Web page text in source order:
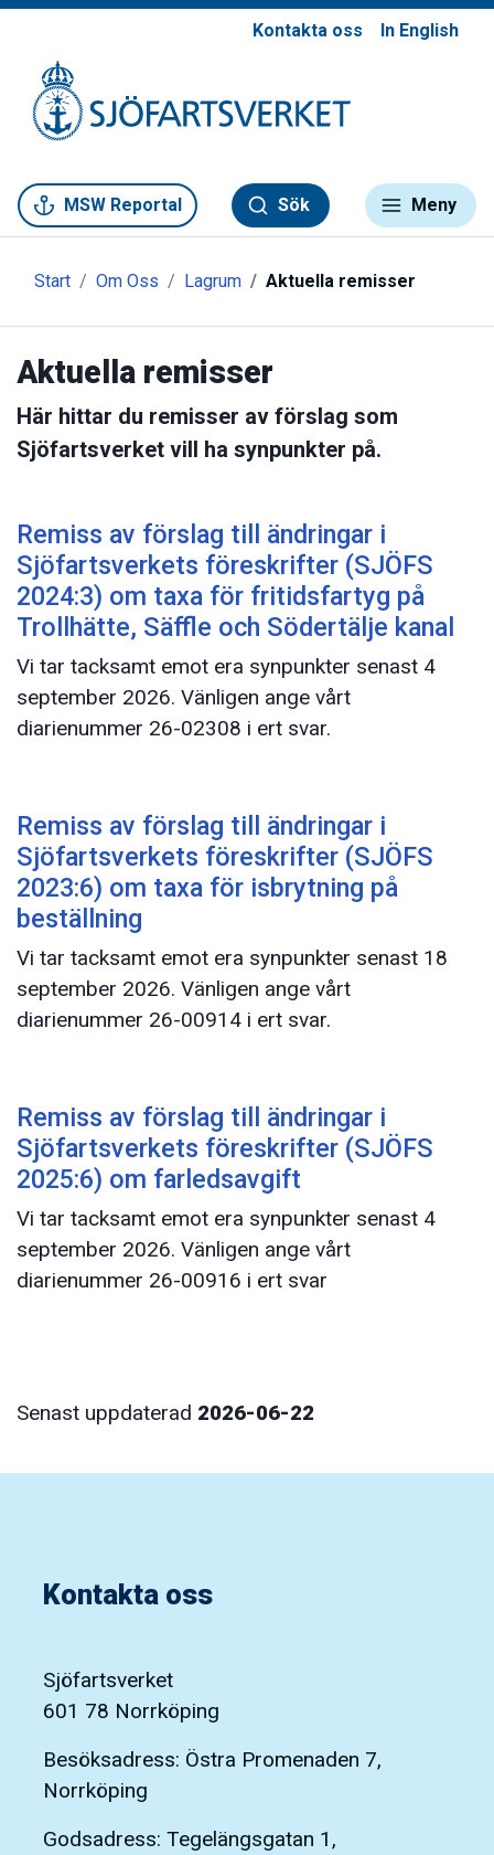
Kontakta oss In English
MSW Reportal Sök Meny
Start Om Oss Lagrum Aktuella remisser
Aktuella remisser
Här hittar du remisser av förslag som
Sjöfartsverket vill ha synpunkter på.
Remiss av förslag till ändringar i
Sjöfartsverkets föreskrifter (SJÖFS
2024:3) om taxa för fritidsfartyg på
Trollhätte, Säffle och Södertälje kanal
Vi tar tacksamt emot era synpunkter senast 4
september 2026. Vänligen ange vårt
diarienummer 26-02308 i ert svar.
Remiss av förslag till ändringar i
Sjöfartsverkets föreskrifter (SJÖFS
2023:6) om taxa för isbrytning på
beställning
Vi tar tacksamt emot era synpunkter senast 18
september 2026. Vänligen ange vårt
diarienummer 26-00914 i ert svar.
Remiss av förslag till ändringar i
Sjöfartsverkets föreskrifter (SJÖFS
2025:6) om farledsavgift
Vi tar tacksamt emot era synpunkter senast 4
september 2026. Vänligen ange vårt
diarienummer 26-00916 i ert svar
Senast uppdaterad 2026-06-22
Kontakta oss
Sjöfartsverket
601 78 Norrköping
Besöksadress: Östra Promenaden 7,
Norrköping
Godsadress: Tegelängsgatan 1,